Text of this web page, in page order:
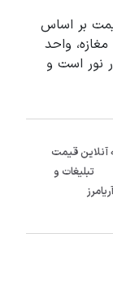
بر اساس
واحد
نور است و
آنلاین قیمت
تبلیغات و